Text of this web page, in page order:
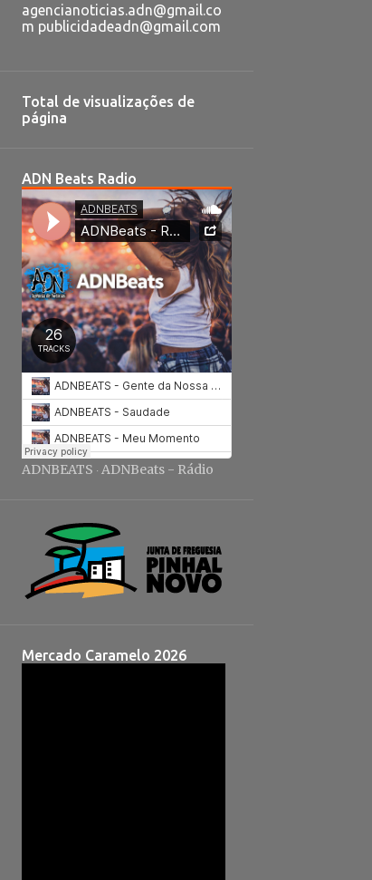
agencianoticias.adn@gmail.co
m publicidadeadn@gmail.com
Total de visualizações de
página
ADN Beats Radio
ADNBEATS · ADNBeats - Rádio
Mercado Caramelo 2026